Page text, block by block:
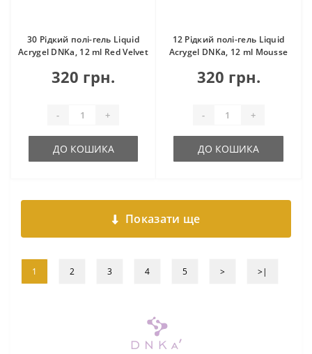
30 Рідкий полі-гель Liquid
Acrygel DNKa, 12 ml Red Velvet
320 грн.
- +
ДО КОШИКА
12 Рідкий полі-гель Liquid
Acrygel DNKa, 12 ml Mousse
320 грн.
- +
ДО КОШИКА
Показати ще
1 2 3 4 5 > >|